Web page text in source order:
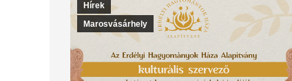
Hírek
Marosvásárhely